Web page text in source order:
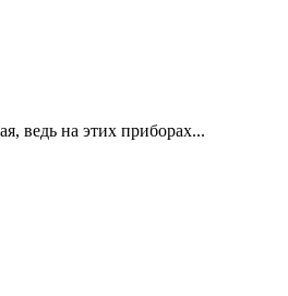
ведь на этих приборах...